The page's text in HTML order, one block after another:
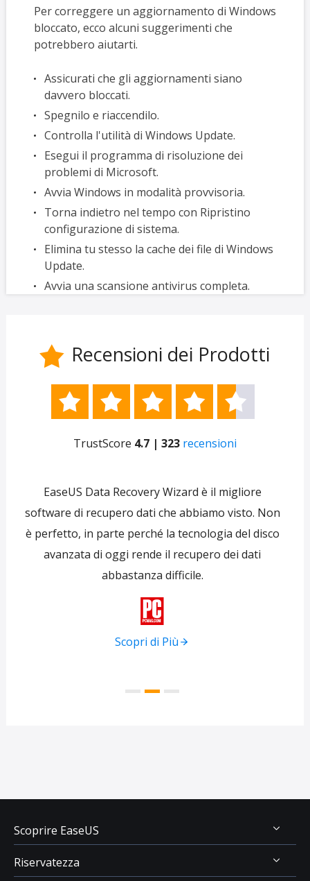
Per correggere un aggiornamento di Windows
bloccato, ecco alcuni suggerimenti che
potrebbero aiutarti.
Assicurati che gli aggiornamenti siano
davvero bloccati.
Spegnilo e riaccendilo.
Controlla l'utilità di Windows Update.
Esegui il programma di risoluzione dei
problemi di Microsoft.
Avvia Windows in modalità provvisoria.
Torna indietro nel tempo con Ripristino
configurazione di sistema.
Elimina tu stesso la cache dei file di Windows
Update.
Avvia una scansione antivirus completa.
 Recensioni dei Prodotti
    
TrustScore 4.7 | 323 recensioni
EaseUS Data Recovery Wizard è il migliore
software di recupero dati che abbiamo visto. Non
è perfetto, in parte perché la tecnologia del disco
avanzata di oggi rende il recupero dei dati
abbastanza difficile.

Scopri di Più
Scoprire EaseUS
Chi Siamo
Riservatezza